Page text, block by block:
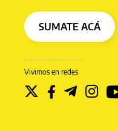
Vivimos en redes
SUMATE ACÁ